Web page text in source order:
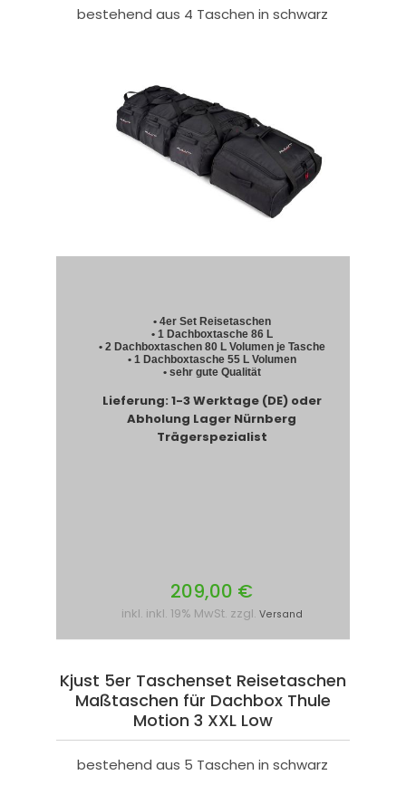
bestehend aus 4 Taschen in schwarz
• 4er Set Reisetaschen
• 1 Dachboxtasche 86 L
• 2 Dachboxtaschen 80 L Volumen je Tasche
• 1 Dachboxtasche 55 L Volumen
• sehr gute Qualität
Lieferung: 1-3 Werktage (DE) oder
Abholung Lager Nürnberg
Trägerspezialist
209,00 €
inkl. inkl. 19% MwSt. zzgl. Versand
Kjust 5er Taschenset Reisetaschen
Maßtaschen für Dachbox Thule
Motion 3 XXL Low
bestehend aus 5 Taschen in schwarz